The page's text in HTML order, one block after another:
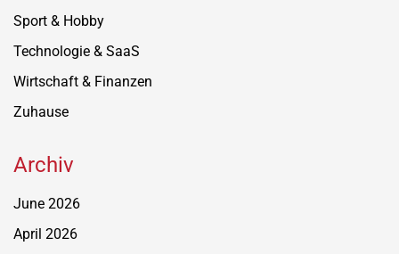
Sport & Hobby
Technologie & SaaS
Wirtschaft & Finanzen
Zuhause
Archiv
June 2026
April 2026